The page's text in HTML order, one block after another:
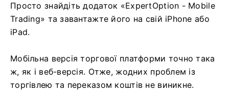
Просто знайдіть додаток «ExpertOption - Mobile
Trading» та завантажте його на свій iPhone або
iPad.
Мобільна версія торгової платформи точно така
ж, як і веб-версія. Отже, жодних проблем із
торгівлею та переказом коштів не виникне.